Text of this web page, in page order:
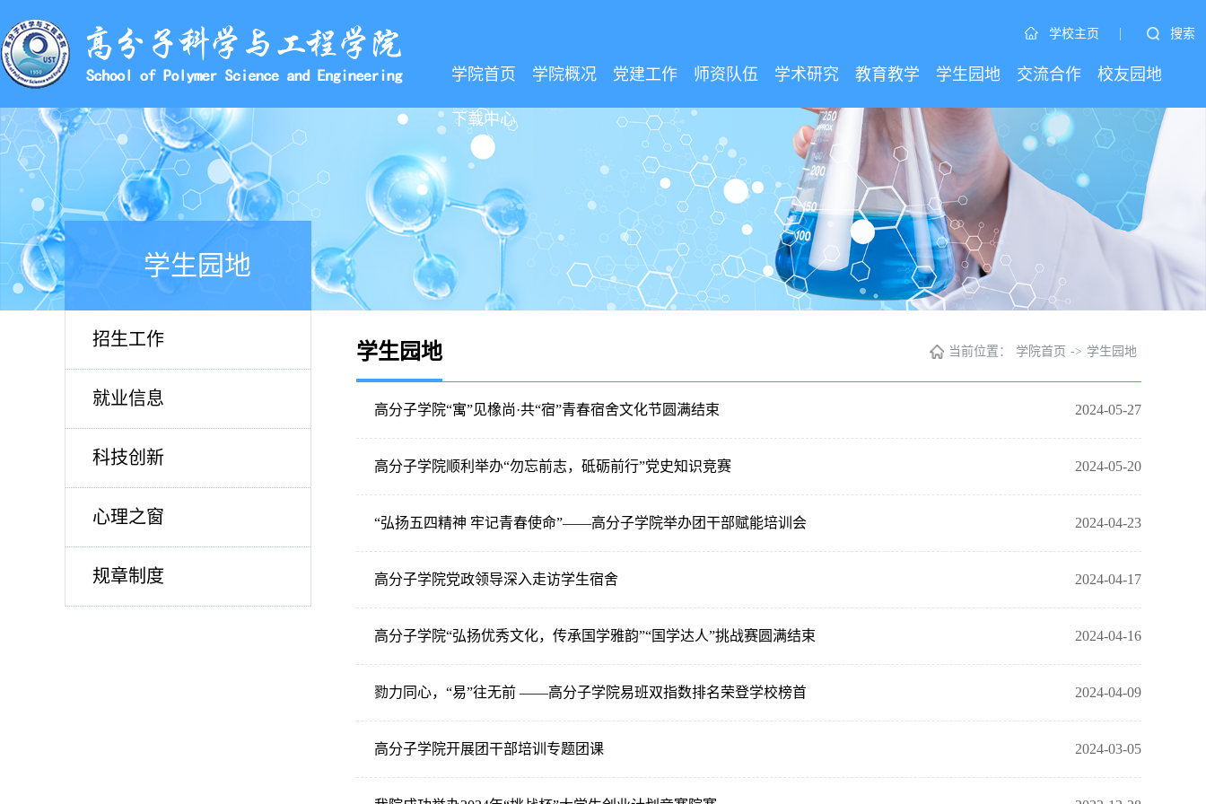
学校主页 | 搜索
学院首页 学院概况 党建工作 师资队伍 学术研究 教育教学 学生园地 交流合作 校友园地
下载中心
学生园地
招生工作
就业信息
科技创新
心理之窗
规章制度
学生园地 当前位置： 学院首页 -> 学生园地
2024-05-27
高分子学院“寓”见橡尚·共“宿”青春宿舍文化节圆满结束
2024-05-20
高分子学院顺利举办“勿忘前志，砥砺前行”党史知识竞赛
2024-04-23
“弘扬五四精神 牢记青春使命”——高分子学院举办团干部赋能培训会
2024-04-17
高分子学院党政领导深入走访学生宿舍
2024-04-16
高分子学院“弘扬优秀文化，传承国学雅韵”“国学达人”挑战赛圆满结束
2024-04-09
勠力同心，“易”往无前 ——高分子学院易班双指数排名荣登学校榜首
2024-03-05
高分子学院开展团干部培训专题团课